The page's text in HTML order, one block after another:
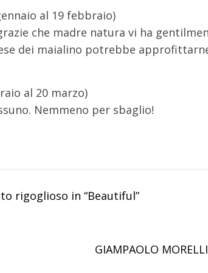
al 19 febbraio)
che madre natura vi ha
dei maialino potrebbe
al 20 marzo)
Nemmeno per sbaglio!
rigoglioso in “Beautiful”
GIAMPAOLO